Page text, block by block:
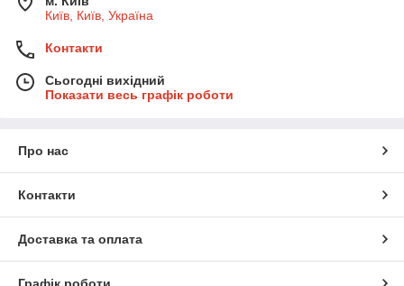
Київ, Київ, Україна
Контакти
Сьогодні вихідний
Показати весь графік роботи
Про нас
Контакти
Доставка та оплата